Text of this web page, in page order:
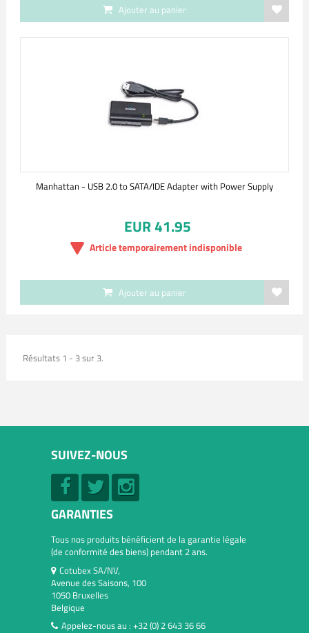
Ajouter au panier
Manhattan - USB 2.0 to SATA/IDE Adapter with Power Supply
EUR 41.95
Article temporairement indisponible
Ajouter au panier
Résultats 1 - 3 sur 3.
SUIVEZ-NOUS
GARANTIES
Tous nos produits bénéficient de la garantie légale
(de conformité des biens) pendant 2 ans.
Cotubex SA/NV,
Avenue des Saisons, 100
1050 Bruxelles
Belgique
Appelez-nous au : +32 (0) 2 643 36 66